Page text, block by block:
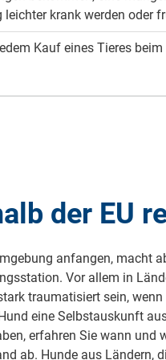
vorkommt, kontaktieren
Tierhalter, die unter
aufgenommen,
die Vierbeiner kümmern zu
Merkmalen
Transparente
und sich für den
Ihre Werbegestaltung.
der Organisation mit
krank werden oder
Kauf eines Tieres
und Sie wissen vorher
schwer
und das
nur erahnen, wie er sich
der EU
anfangen, macht
Vor allem in
traumatisiert sein, wenn
eine Selbstauskunft
erfahren Sie wann und
ab. Hunde aus Ländern,